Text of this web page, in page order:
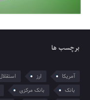
برچسب ها
آمریکا ارز
بانک
بانک مرکزی